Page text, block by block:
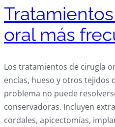
oral más
Los tratamientos de cirugía
encías, hueso y otros tejidos
problema no puede
conservadoras. Incluyen
cordales, apicectomías,